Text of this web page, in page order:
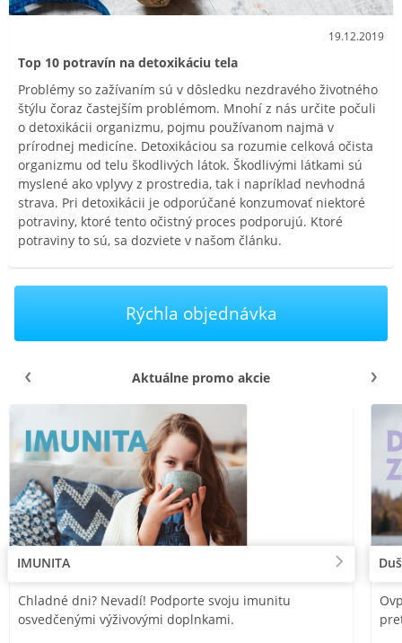
19.12.2019
Top 10 potravín na detoxikáciu tela
Problémy so zažívaním sú v dôsledku nezdravého životného
štýlu čoraz častejším problémom. Mnohí z nás určite počuli
o detoxikácii organizmu, pojmu používanom najmä v
prírodnej medicíne. Detoxikáciou sa rozumie celková očista
organizmu od telu škodlivých látok. Škodlivými látkami sú
myslené ako vplyvy z prostredia, tak i napríklad nevhodná
strava. Pri detoxikácii je odporúčané konzumovať niektoré
potraviny, ktoré tento očistný proces podporujú. Ktoré
potraviny to sú, sa dozviete v našom článku.
Rýchla objednávka
Aktuálne promo akcie
IMUNITA
Chladné dni? Nevadí! Podporte svoju imunitu
osvedčenými výživovými doplnkami.